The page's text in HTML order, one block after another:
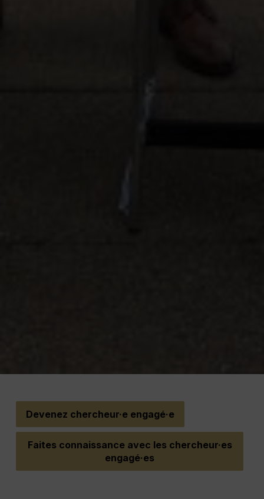
Devenez chercheur·e engagé·e
Faites connaissance avec les chercheur·es
engagé·es